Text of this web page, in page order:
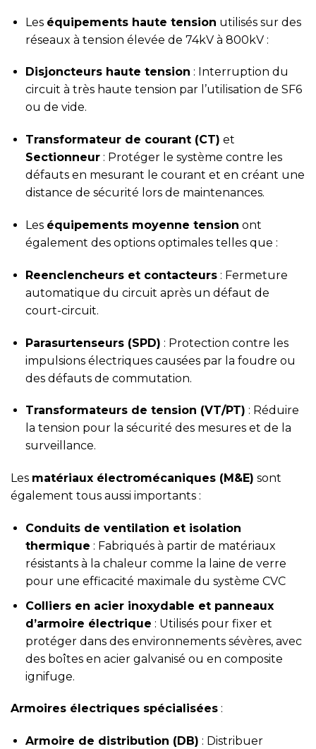
Les équipements haute tension utilisés sur des
réseaux à tension élevée de 74kV à 800kV :
Disjoncteurs haute tension : Interruption du
circuit à très haute tension par l’utilisation de SF6
ou de vide.
Transformateur de courant (CT) et
Sectionneur: Protéger le système contre les
défauts en mesurant le courant et en créant une
distance de sécurité lors de maintenances.
Les équipements moyenne tension ont
également des options optimales telles que :
Reenclencheurs et contacteurs: Fermeture
automatique du circuit après un défaut de
court-circuit.
Parasurtenseurs (SPD) : Protection contre les
impulsions électriques causées par la foudre ou
des défauts de commutation.
Transformateurs de tension (VT/PT) : Réduire
la tension pour la sécurité des mesures et de la
surveillance.
Les matériaux électromécaniques (M&E) sont
également tous aussi importants :
Conduits de ventilation et isolation
thermique : Fabriqués à partir de matériaux
résistants à la chaleur comme la laine de verre
pour une efficacité maximale du système CVC
Colliers en acier inoxydable et panneaux
d’armoire électrique : Utilisés pour fixer et
protéger dans des environnements sévères, avec
des boîtes en acier galvanisé ou en composite
ignifuge.
Armoires électriques spécialisées :
Armoire de distribution (DB) : Distribuer